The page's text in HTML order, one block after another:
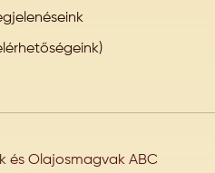
és Olajosmagvak ABC